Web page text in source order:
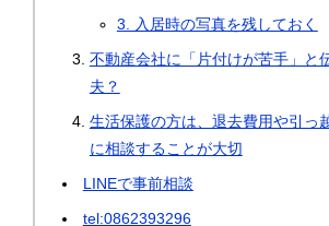
3. 入居時の写真を残しておく
不動産会社に「片付けが苦手」と
夫？
生活保護の方は、退去費用や引っ
に相談することが大切
LINEで事前相談
tel:0862393296